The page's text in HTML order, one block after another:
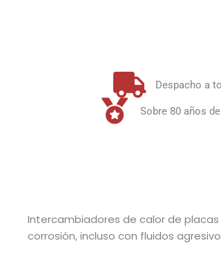
Despacho a
Sobre 80 años
Intercambiadores de calor de
corrosión, incluso con fluidos